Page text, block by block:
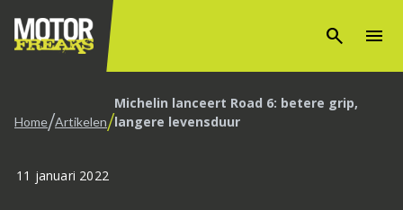
search menu
Home/Artikelen/Michelin lanceert Road 6: betere grip,
langere levensduur
11 januari 2022